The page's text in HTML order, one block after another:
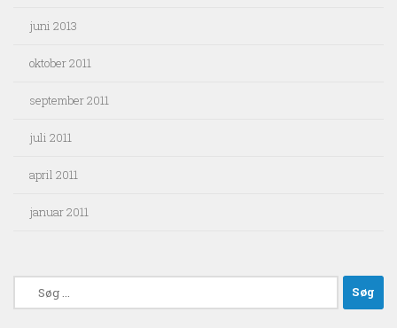
juni 2013
oktober 2011
september 2011
juli 2011
april 2011
januar 2011
efter: